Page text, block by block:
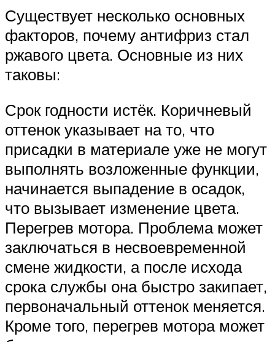
Существует несколько основных
факторов, почему антифриз стал
ржавого цвета. Основные из них
таковы:
Срок годности истёк. Коричневый
оттенок указывает на то, что
присадки в материале уже не могут
выполнять возложенные функции,
начинается выпадение в осадок,
что вызывает изменение цвета.
Перегрев мотора. Проблема может
заключаться в несвоевременной
смене жидкости, а после исхода
срока службы она быстро закипает,
первоначальный оттенок меняется.
Кроме того, перегрев мотора может